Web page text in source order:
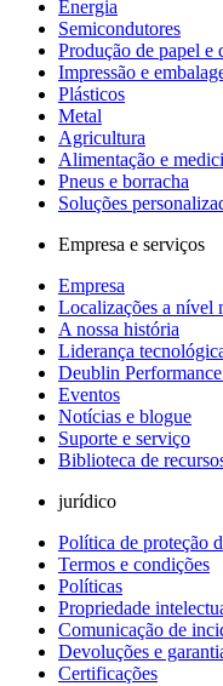
Energia
Semicondutores
Produção de papel e
Impressão e
Plásticos
Metal
Agricultura
Alimentação e
Pneus e borracha
Soluções
Empresa e serviços
Empresa
Localizações a nível
A nossa história
Liderança
Deublin
Eventos
Notícias e blogue
Suporte e serviço
Biblioteca de
jurídico
Política de proteção
Termos e condições
Políticas
Propriedade
Comunicação de
Devoluções e
Certificações